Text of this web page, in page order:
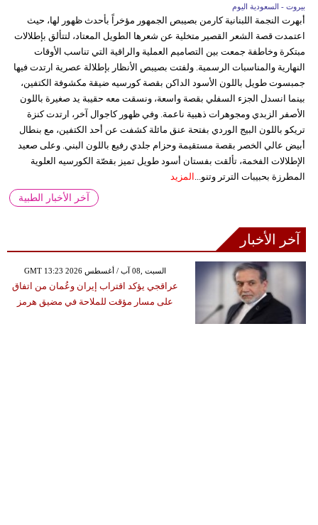
بيروت - السعودية اليوم
أبهرت النجمة اللبنانية كارمن بصيبص الجمهور مؤخراً بأحدث ظهور لها، حيث
اعتمدت قصة الشعر القصير متخلية عن شعرها الطويل المعتاد، لتتألق بإطلالات
مبتكرة وخاطفة جمعت بين التصاميم العملية والراقية التي تناسب الأوقات
النهارية والمناسبات الرسمية. ولفتت بصيبص الأنظار بإطلالة عصرية ارتدت فيها
جمبسوت طويل باللون الأسود الداكن بقصة كورسيه ضيقة مكشوفة الكتفين،
بينما انسدل الجزء السفلي بقصة واسعة، ونسقت معه حقيبة يد صغيرة باللون
الأصفر الزبدي ومجوهرات ذهبية ناعمة. وفي ظهور كاجوال آخر، ارتدت كنزة
تريكو باللون البيج الوردي بفتحة عنق مائلة كشفت عن أحد الكتفين، مع بنطال
أبيض عالي الخصر بقصة مستقيمة وحزام جلدي رفيع باللون البني. وعلى صعيد
الإطلالات الفخمة، تألقت بفستان أسود طويل تميز بقصّة الكورسيه العلوية
المطرزة بحبيبات الترتر وتنو...
المزيد
آخر الأخبار الطبية
آخر الأخبار
GMT 13:23 2026 السبت ,08 آب / أغسطس
عراقجي يؤكد اقتراب إيران وعُمان من اتفاق
على مسار مؤقت للملاحة في مضيق هرمز